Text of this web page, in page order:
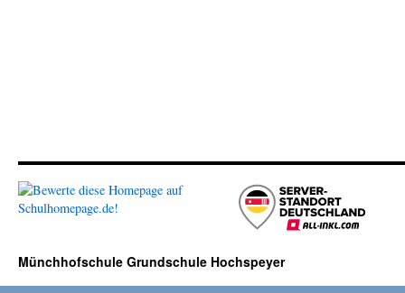
Münchhofschule Grundschule Hochspeyer